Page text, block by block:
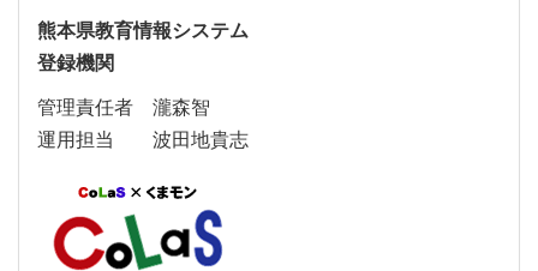
熊本県教育情報システム
登録機関
管理責任者 瀧森智
運用担当 波田地貴志